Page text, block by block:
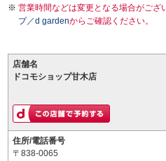
営業時間などは変更となる場合がござ
プ／d gardenからご確認ください。
店舗名
ドコモショップ甘木店
住所/電話番号
〒838-0065